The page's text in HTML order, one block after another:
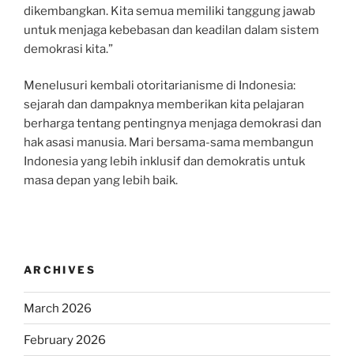
dikembangkan. Kita semua memiliki tanggung jawab
untuk menjaga kebebasan dan keadilan dalam sistem
demokrasi kita.”
Menelusuri kembali otoritarianisme di Indonesia:
sejarah dan dampaknya memberikan kita pelajaran
berharga tentang pentingnya menjaga demokrasi dan
hak asasi manusia. Mari bersama-sama membangun
Indonesia yang lebih inklusif dan demokratis untuk
masa depan yang lebih baik.
ARCHIVES
March 2026
February 2026